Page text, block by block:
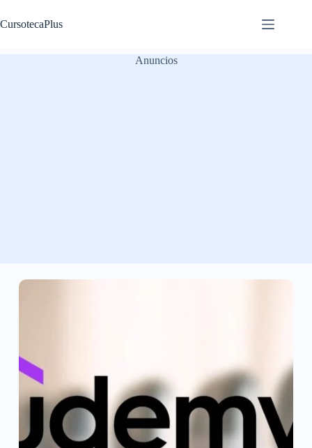
al
contenido
CursotecaPlus
Anuncios